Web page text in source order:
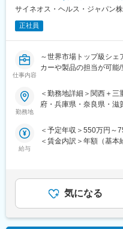
■当社の特徴
研修終了後は各製薬メー
クラクトMR』。配属期
■豊富なキャリアパス
ネジメント・人材育成
内でキャリアチェンジし
うことは決してござい
企業からの満足にもつな
があればいつでも連絡
実施しており、日々の業
度により、キャリアや
です。
特定の製剤を持たない
なる知識の提供だけでな
領域のKOLへの営業ロー
としての営業スキルを
当社の研修内容は大手
す。
サイネオス・ヘルス・ジャパン
正社員
仕事内容
～世界市場トップ級シェ
カーや製品の担当が可能
■職務詳細：
・担当する医療機器に関
面接ではこれまでのご
ロジェクトを提示しま
（1）転居を伴う転勤が不
一般的に医療系の営業
本的に希望勤務地から転
す。
勤務地
＜勤務地詳細＞関西＋
府・兵庫県・奈良県・滋
給与
＜予定年収＞550万円～
＜賃金内訳＞年額（基
賞与（過去実績年俸の
10万円×4回/年※ただし
務5万円支給、5年勤務
目安の金額であり、選考
気になる